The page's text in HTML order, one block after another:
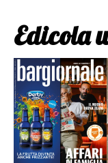
Edicola